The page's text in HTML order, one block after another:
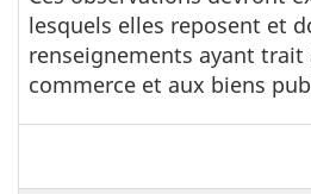
lesquels elles reposent et
renseignements ayant trait
commerce et aux biens